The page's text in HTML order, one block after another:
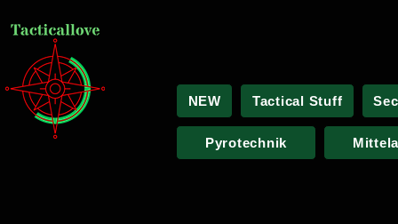
NEW Tactical Stuff
Pyrotechnik